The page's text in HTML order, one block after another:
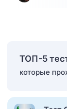
ТОП-5
которые